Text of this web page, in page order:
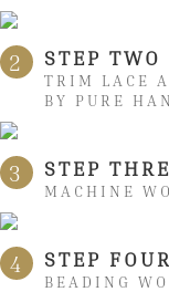
2 STEP TWO
TRIM LACE
BY PURE
3 STEP
MACHINE
4 STEP FOUR
BEADING